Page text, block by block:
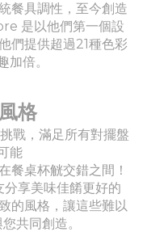
餐具調性，至今創造
是以他們第一個設
們提供超過21種色彩
加倍。
格
戰，滿足所有對擺盤
能
餐桌杯觥交錯之間！
享美味佳餚更好的
的風格，讓這些難以
共同創造。